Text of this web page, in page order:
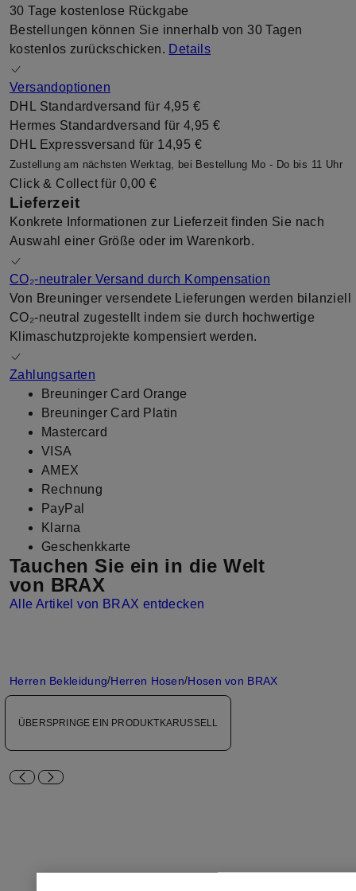
30 Tage kostenlose Rückgabe
Bestellungen können Sie innerhalb von 30 Tagen
kostenlos zurückschicken. Details
Versandoptionen
DHL Standardversand für 4,95 €
Hermes Standardversand für 4,95 €
DHL Expressversand für 14,95 €
Zustellung am nächsten Werktag, bei Bestellung Mo - Do bis 11 Uhr
Click & Collect für0,00 €
Lieferzeit
Konkrete Informationen zur Lieferzeit finden Sie nach
Auswahl einer Größe oder im Warenkorb.
CO₂-neutraler Versand durch Kompensation
Von Breuninger versendete Lieferungen werden bilanziell
CO₂-neutral zugestellt indem sie durch hochwertige
Klimaschutzprojekte kompensiert werden.
Zahlungsarten
Breuninger Card Orange
Breuninger Card Platin
Mastercard
VISA
AMEX
Rechnung
PayPal
Klarna
Geschenkkarte
Tauchen Sie ein in die Welt
von BRAX
Alle Artikel von BRAX entdecken
Herren Bekleidung/Herren Hosen/Hosen von BRAX
ÜBERSPRINGE EIN PRODUKTKARUSSELL